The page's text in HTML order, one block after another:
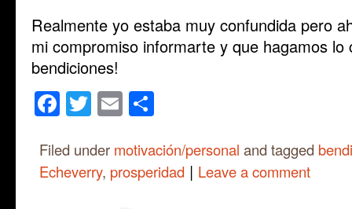
Realmente yo estaba muy confundida pero
mi compromiso informarte y que hagamos
bendiciones!
Facebook
Twitter
Email
Filed under motivación/personal and tagged
Echeverry, prosperidad | Leave a comment